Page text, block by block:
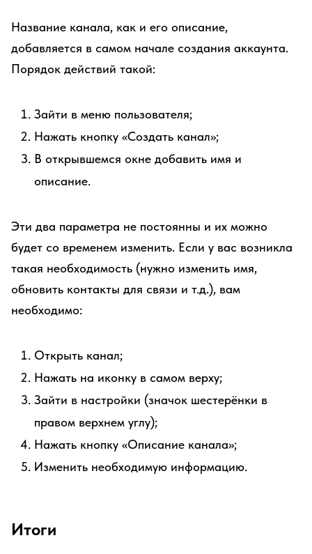
Название канала, как и его описание,
добавляется в самом начале создания аккаунта.
Порядок действий такой:
Зайти в меню пользователя;
Нажать кнопку «Создать канал»;
В открывшемся окне добавить имя и
описание.
Эти два параметра не постоянны и их можно
будет со временем изменить. Если у вас возникла
такая необходимость (нужно изменить имя,
обновить контакты для связи и т.д.), вам
необходимо:
Открыть канал;
Нажать на иконку в самом верху;
Зайти в настройки (значок шестерёнки в
правом верхнем углу);
Нажать кнопку «Описание канала»;
Изменить необходимую информацию.
Итоги